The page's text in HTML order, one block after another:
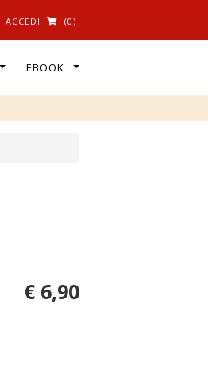
ACCEDI (0)
EBOOK
€ 6,90